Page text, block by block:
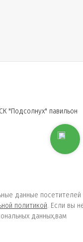
"Подсолнух" павильон
данные посетителей
политикой. Если вы
данных,вам